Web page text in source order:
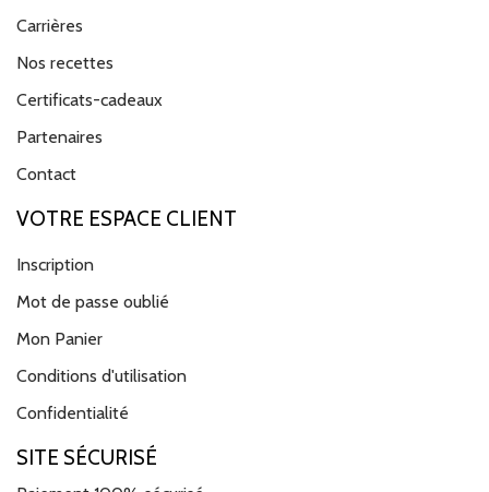
Carrières
Nos recettes
Certificats-cadeaux
Partenaires
Contact
VOTRE ESPACE CLIENT
Inscription
Mot de passe oublié
Mon Panier
Conditions d'utilisation
Confidentialité
SITE SÉCURISÉ